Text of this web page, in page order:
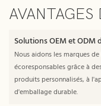
AVANTAGES
Solutions OEM et ODM
Nous aidons les marques
écoresponsables grâce à
produits personnalisés, à
d'emballage durable.